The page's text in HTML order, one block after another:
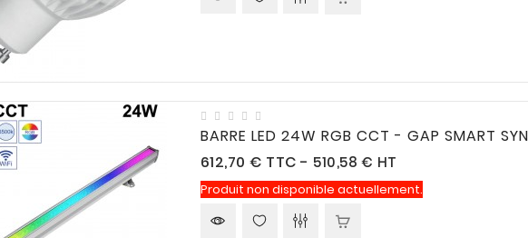
BARRE LED 24W RGB CCT - GAP SMART
612,70 € Prix
TTC - 510,58 € HT
Produit non disponible actuellement.